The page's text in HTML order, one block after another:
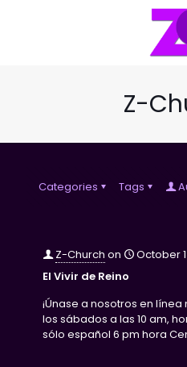
Z-
Categories Tags
Z-Church on
October
El Vivir de Reino
¡Únase a nosotros en
los sábados a las 10 am,
sólo español 6 pm hora